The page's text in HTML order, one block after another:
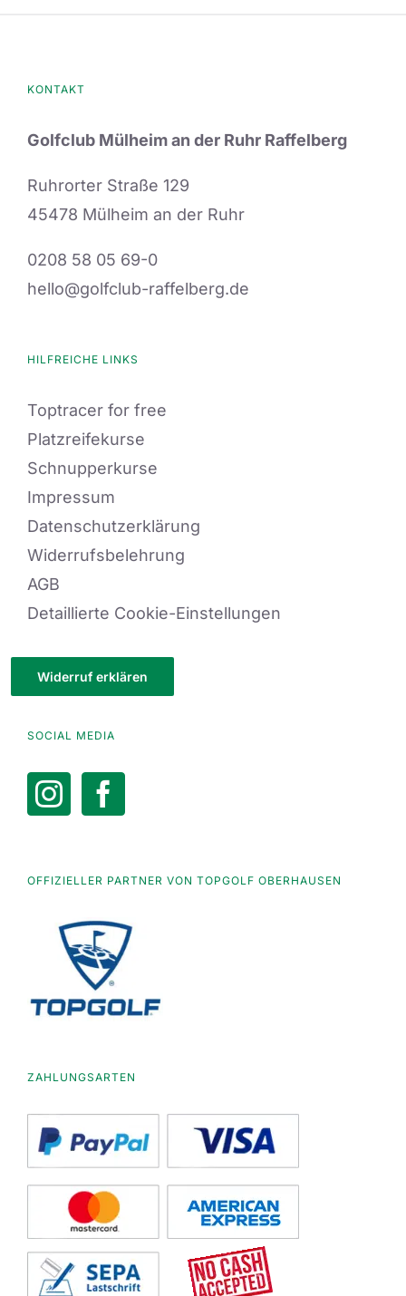
KONTAKT
Golfclub Mülheim an der Ruhr Raffelberg
Ruhrorter Straße 129
45478 Mülheim an der Ruhr
0208 58 05 69-0
hello@golfclub-raffelberg.de
HILFREICHE LINKS
Toptracer for free
Platzreifekurse
Schnupperkurse
Impressum
Datenschutzerklärung
Widerrufsbelehrung
AGB
Detaillierte Cookie-Einstellungen
Widerruf erklären
SOCIAL MEDIA
OFFIZIELLER PARTNER VON TOPGOLF OBERHAUSEN
ZAHLUNGSARTEN